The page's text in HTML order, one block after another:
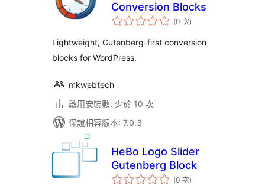
Conversion Blocks
(0 次評
分
數
)
Lightweight, Gutenberg-first conversion
blocks for WordPress.
mkwebtech
啟用安裝數: 少於 10 次
保證相容版本: 7.0.3
HeBo Logo Slider
Gutenberg Block
(0 次評
分)